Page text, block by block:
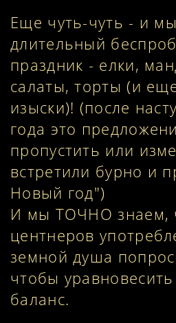
Еще чуть-чуть - и
длительный
праздник - елки,
салаты, торты (и
изыски)! (после
года это
пропустить или
встретили бурно и
Новый год")
И мы ТОЧНО знаем,
центнеров
земной душа
чтобы
баланс.